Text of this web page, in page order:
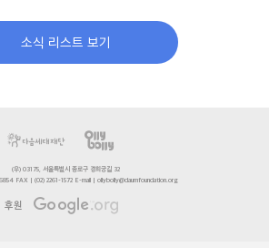
소식 리스트 보기
(우) 03175, 서울특별시 종로구 경희궁길 32
FAX | (02) 2261-1572 E-mail | ollybolly@daumfoundation.org
후원